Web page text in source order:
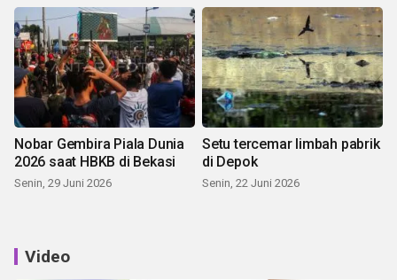
Nobar Gembira Piala Dunia
2026 saat HBKB di Bekasi
Senin, 29 Juni 2026
Setu tercemar limbah pabrik
di Depok
Senin, 22 Juni 2026
Video